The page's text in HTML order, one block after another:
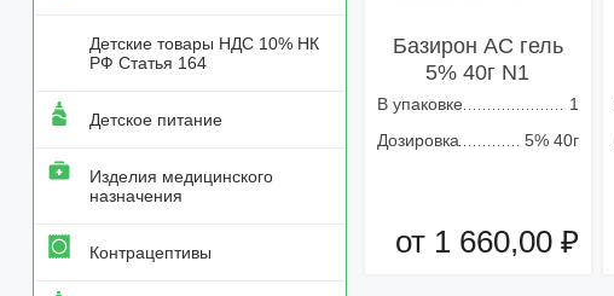
Детские товары НДС 10% НК
РФ Статья 164
Детское питание
Изделия медицинского
назначения
Контрацептивы
Базирон АС гель
5% 40г N1
В упаковке
1
Дозировка
5% 40г
от 1 660,00 ₽